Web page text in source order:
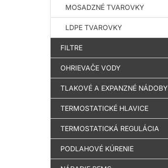
MOSADZNÉ TVAROVKY
LDPE TVAROVKY
FILTRE
OHRIEVAČE VODY
TLAKOVÉ A EXPANZNÉ NÁDOBY
TERMOSTATICKÉ HLAVICE
TERMOSTATICKÁ REGULÁCIA
PODLAHOVÉ KÚRENIE